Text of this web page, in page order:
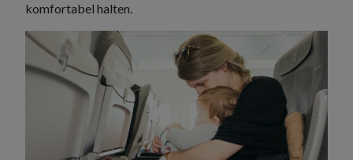
komfortabel halten.